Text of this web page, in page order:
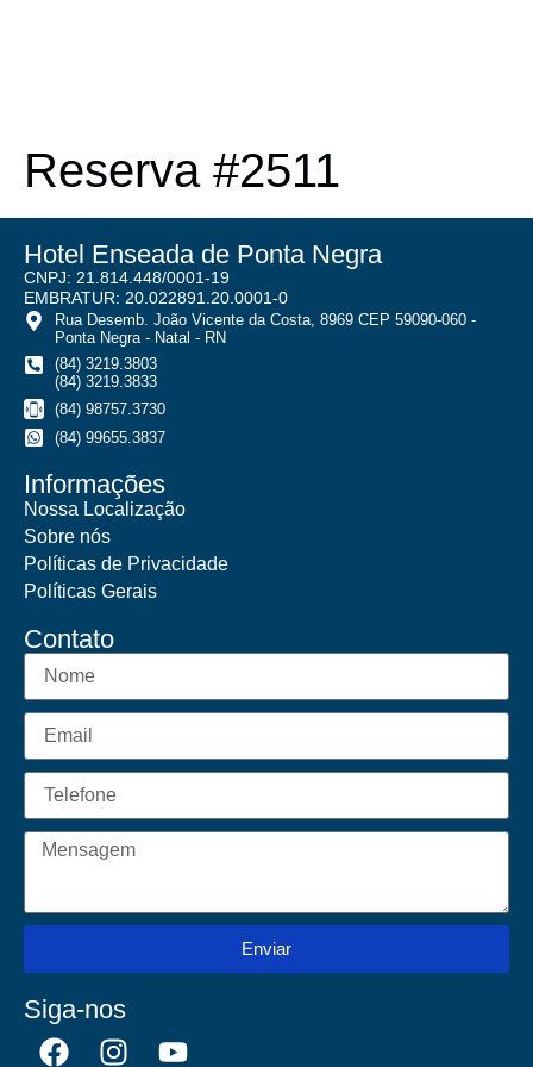
Reserva #2511
Hotel Enseada de Ponta Negra
CNPJ: 21.814.448/0001-19
EMBRATUR: 20.022891.20.0001-0
Rua Desemb. João Vicente da Costa, 8969 CEP 59090-060 -
Ponta Negra - Natal - RN
(84) 3219.3803
(84) 3219.3833
(84) 98757.3730
(84) 99655.3837
Informações
Nossa Localização
Sobre nós
Políticas de Privacidade
Políticas Gerais
Contato
Enviar
Siga-nos